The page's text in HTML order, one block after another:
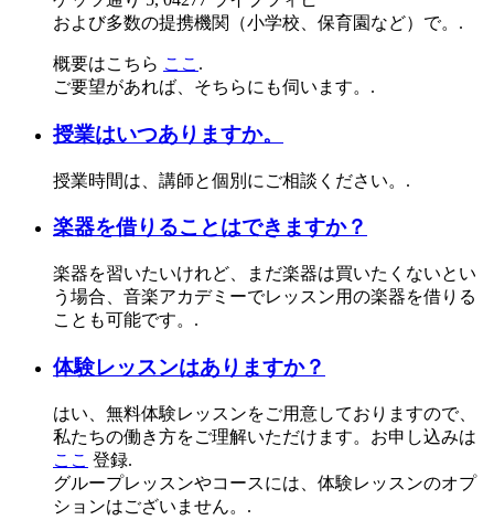
および多数の提携機関（小学校、保育園など）で。.
概要はこちら ここ .
ご要望があれば、そちらにも伺います。.
授業はいつありますか。
授業時間は、講師と個別にご相談ください。.
楽器を借りることはできますか？
楽器を習いたいけれど、まだ楽器は買いたくないとい
う場合、音楽アカデミーでレッスン用の楽器を借りる
ことも可能です。.
体験レッスンはありますか？
はい、無料体験レッスンをご用意しておりますので、
私たちの働き方をご理解いただけます。お申し込みは
ここ 登録.
グループレッスンやコースには、体験レッスンのオプ
ションはございません。.